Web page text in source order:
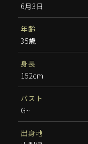
6月3日
年齢
35歳
身長
152cm
バスト
G~
出身地